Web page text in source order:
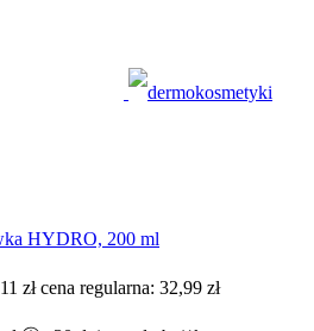
HYDRO, 200 ml
zł cena regularna: 32,99 zł